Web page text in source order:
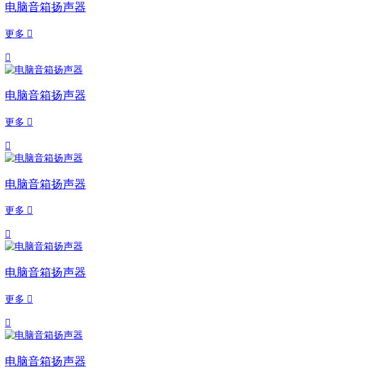
电脑音箱扬声器
更多 

电脑音箱扬声器
更多 

电脑音箱扬声器
更多 

电脑音箱扬声器
更多 

电脑音箱扬声器